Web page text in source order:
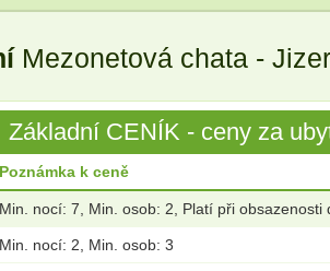
Mezonetová chata -
Základní CENÍK - ceny za
Poznámka k ceně
Min. nocí: 7, Min. osob: 2, Platí při obsazenosti
Min. nocí: 2, Min. osob: 3